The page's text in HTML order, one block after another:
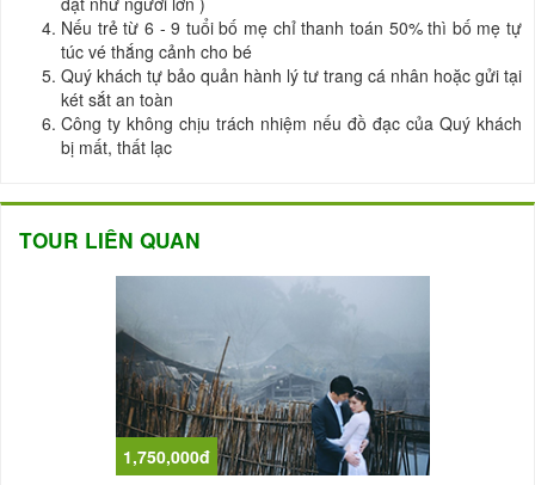
Nếu trẻ từ 6 - 9 tuổi bố mẹ chỉ thanh toán 50% thì bố mẹ tự
túc vé thắng cảnh cho bé
Quý khách tự bảo quản hành lý tư trang cá nhân hoặc gửi tại
két sắt an toàn
Công ty không chịu trách nhiệm nếu đồ đạc của Quý khách
bị mất, thất lạc
TOUR LIÊN QUAN
1,750,000đ